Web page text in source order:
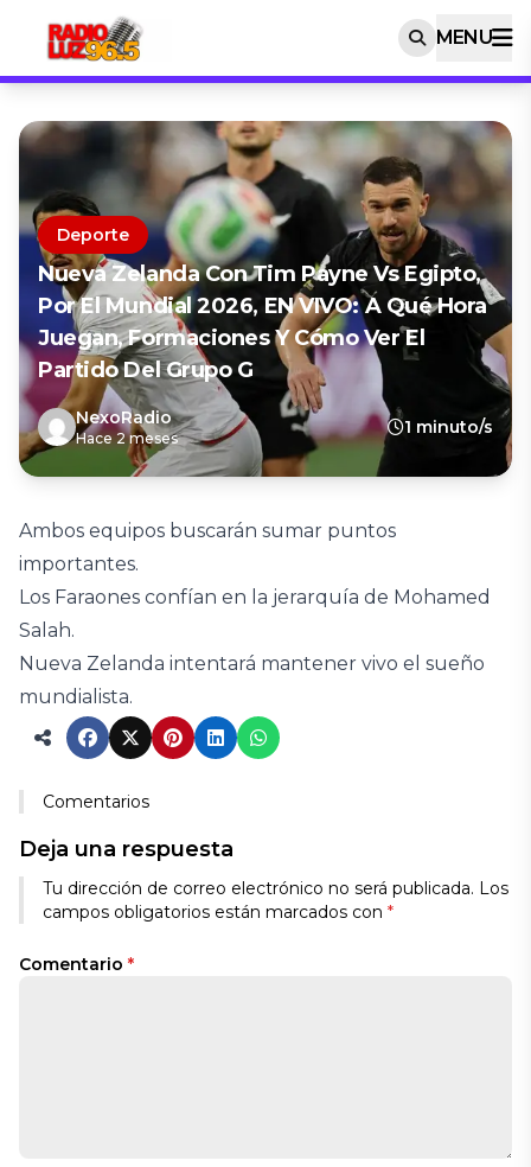
MENU
Deporte
Nueva Zelanda Con Tim Payne Vs Egipto,
Por El Mundial 2026, EN VIVO: A Qué Hora
Juegan, Formaciones Y Cómo Ver El
Partido Del Grupo G
NexoRadio
Hace 2 meses
1 minuto/s
Ambos equipos buscarán sumar puntos
importantes.
Los Faraones confían en la jerarquía de Mohamed
Salah.
Nueva Zelanda intentará mantener vivo el sueño
mundialista.
Comentarios
Deja una respuesta
Tu dirección de correo electrónico no será publicada. Los
campos obligatorios están marcados con *
Comentario *